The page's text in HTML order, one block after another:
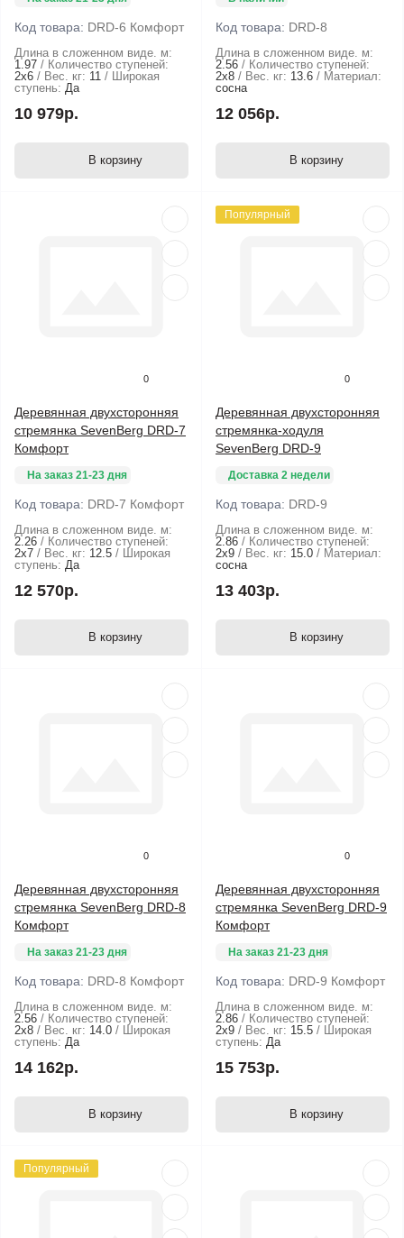
Код товара: DRD-6 Комфорт
Длина в сложенном виде. м:
1.97
Количество ступеней:
2х6
Вес. кг: 11
Широкая
ступень: Да
10 979р.
В корзину
Код товара: DRD-8
Длина в сложенном виде. м:
2.56
Количество ступеней:
2х8
Вес. кг: 13.6
Материал:
сосна
12 056р.
В корзину
0
Деревянная двухсторонняя
стремянка SevenBerg DRD-7
Комфорт
На заказ 21-23 дня
Код товара: DRD-7 Комфорт
Длина в сложенном виде. м:
2.26
Количество ступеней:
2х7
Вес. кг: 12.5
Широкая
ступень: Да
12 570р.
В корзину
Популярный
0
Деревянная двухсторонняя
стремянка-ходуля
SevenBerg DRD-9
Доставка 2 недели
Код товара: DRD-9
Длина в сложенном виде. м:
2.86
Количество ступеней:
2х9
Вес. кг: 15.0
Материал:
сосна
13 403р.
В корзину
0
Деревянная двухсторонняя
стремянка SevenBerg DRD-8
Комфорт
На заказ 21-23 дня
Код товара: DRD-8 Комфорт
Длина в сложенном виде. м:
2.56
Количество ступеней:
2х8
Вес. кг: 14.0
Широкая
ступень: Да
14 162р.
В корзину
0
Деревянная двухсторонняя
стремянка SevenBerg DRD-9
Комфорт
На заказ 21-23 дня
Код товара: DRD-9 Комфорт
Длина в сложенном виде. м:
2.86
Количество ступеней:
2х9
Вес. кг: 15.5
Широкая
ступень: Да
15 753р.
В корзину
Популярный